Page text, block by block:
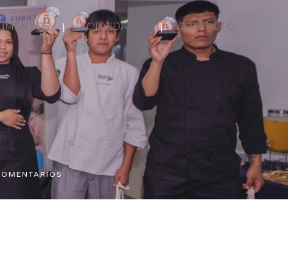
ACTIVIDADES CONTACTO